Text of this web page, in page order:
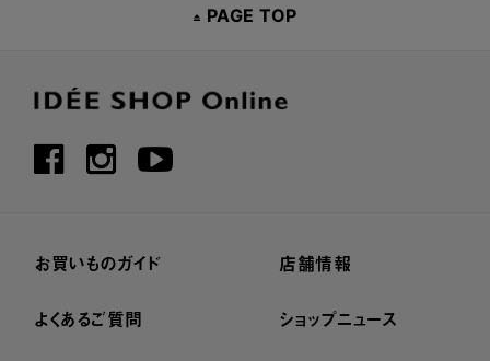
PAGE TOP
お買いものガイド
よくあるご質問
店舗情報
ショップニュース